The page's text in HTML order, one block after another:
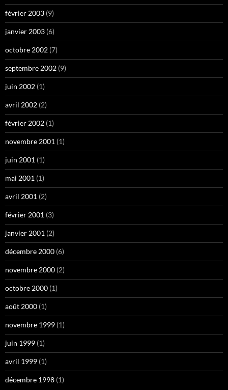
février 2003 (9)
janvier 2003 (6)
octobre 2002 (7)
septembre 2002 (9)
juin 2002 (1)
avril 2002 (2)
février 2002 (1)
novembre 2001 (1)
juin 2001 (1)
mai 2001 (1)
avril 2001 (2)
février 2001 (3)
janvier 2001 (2)
décembre 2000 (6)
novembre 2000 (2)
octobre 2000 (1)
août 2000 (1)
novembre 1999 (1)
juin 1999 (1)
avril 1999 (1)
décembre 1998 (1)